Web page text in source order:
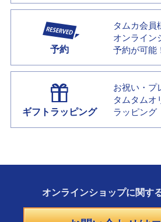
予約
タムカ会員
オンライン
予約が可能
ギフトラッピング
お祝い・プ
タムタムオ
ラッピング
オンラインショップに関す